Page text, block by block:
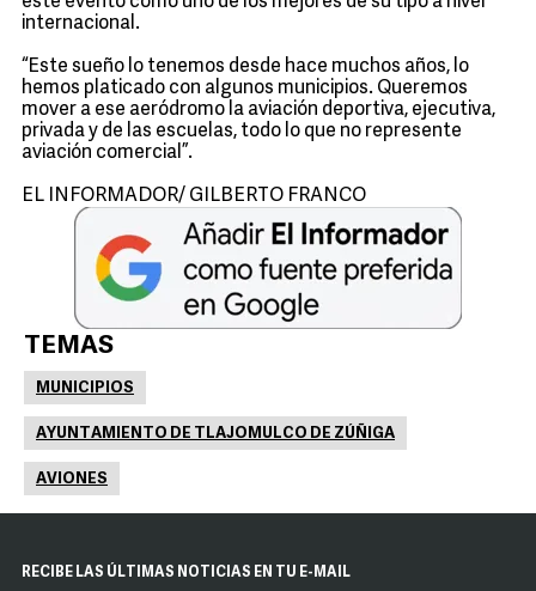
internacional.
“Este sueño lo tenemos desde hace muchos años, lo
hemos platicado con algunos municipios. Queremos
mover a ese aeródromo la aviación deportiva, ejecutiva,
privada y de las escuelas, todo lo que no represente
aviación comercial”.
EL INFORMADOR/ GILBERTO FRANCO
TEMAS
MUNICIPIOS
AYUNTAMIENTO DE TLAJOMULCO DE ZÚÑIGA
AVIONES
RECIBE LAS ÚLTIMAS NOTICIAS EN TU E-MAIL